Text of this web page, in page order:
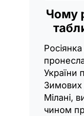
Чому
України
Зимових
Мілані,
чином